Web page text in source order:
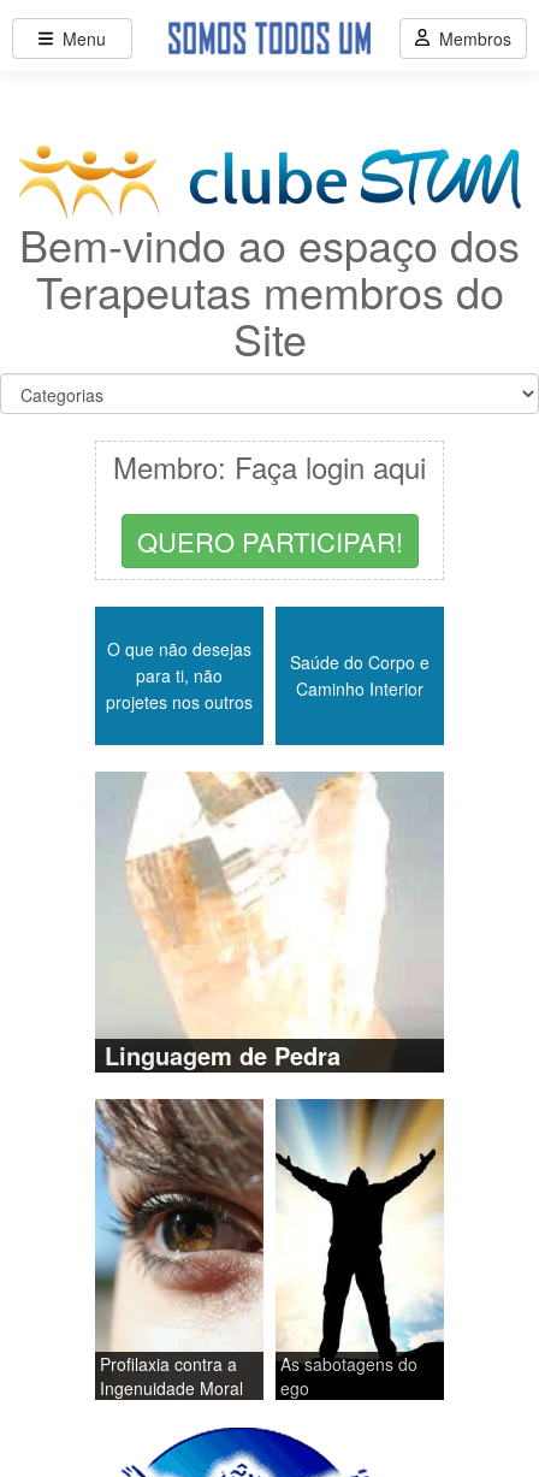
Bem-vindo ao espaço dos
Terapeutas membros do
Site
Membro: Faça login aqui
QUERO PARTICIPAR!
O que não desejas
para ti, não
projetes nos outros
Saúde do Corpo e
Caminho Interior
Linguagem de Pedra
Profilaxia contra a
Ingenuidade Moral
As sabotagens do
ego
Menu Membros